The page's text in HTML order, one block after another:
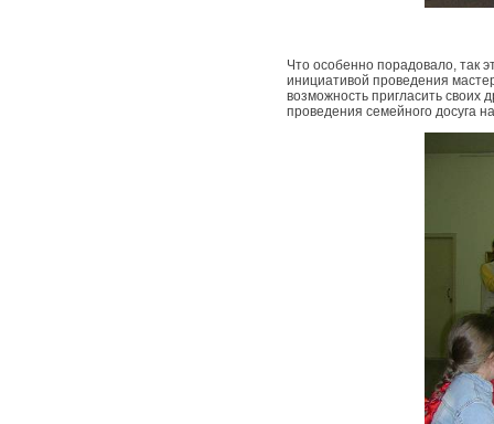
Что особенно порадовало, так
инициативой проведения
возможность пригласить
проведения семейного досуга